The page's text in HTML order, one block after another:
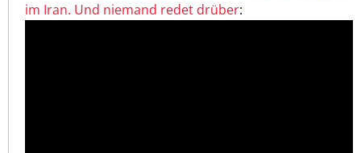
im Iran. Und niemand redet drüber: